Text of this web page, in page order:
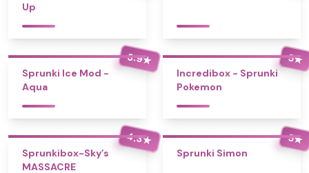
Up
3.9★
Sprunki Ice Mod -
Aqua
5★
Incredibox - Sprunki
Pokemon
4.3★
Sprunkibox-Sky’s
MASSACRE
5★
Sprunki Simon